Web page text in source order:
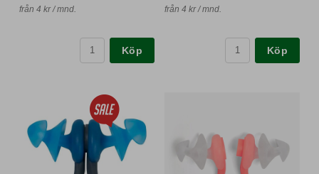
från 4 kr / mnd.
Köp
från 4 kr / mnd.
Köp